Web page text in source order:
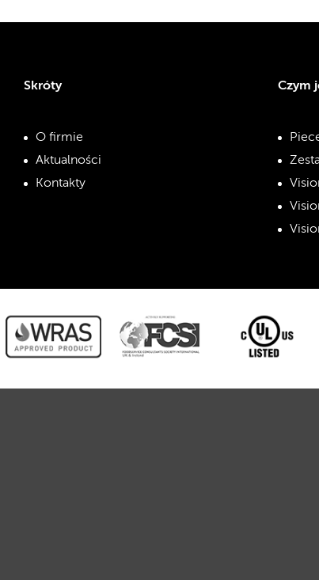
Skróty
O firmie
Aktualności
Kontakty
Czym